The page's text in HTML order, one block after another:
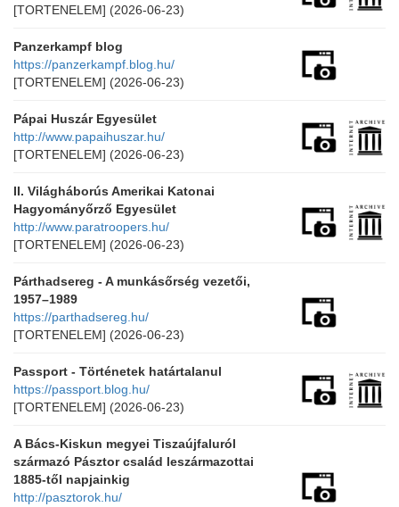
[TORTENELEM] (2026-06-23)
Panzerkampf blog
https://panzerkampf.blog.hu/
[TORTENELEM] (2026-06-23)
Pápai Huszár Egyesület
http://www.papaihuszar.hu/
[TORTENELEM] (2026-06-23)
II. Világháborús Amerikai Katonai
Hagyományőrző Egyesület
http://www.paratroopers.hu/
[TORTENELEM] (2026-06-23)
Párthadsereg - A munkásőrség vezetői,
1957–1989
https://parthadsereg.hu/
[TORTENELEM] (2026-06-23)
Passport - Történetek határtalanul
https://passport.blog.hu/
[TORTENELEM] (2026-06-23)
A Bács-Kiskun megyei Tiszaújfaluról
származó Pásztor család leszármazottai
1885-től napjainkig
http://pasztorok.hu/